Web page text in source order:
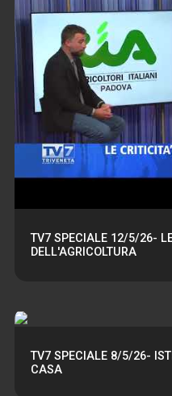
TV7 SPECIALE 12/5/26-
DELL'AGRICOLTURA
TV7 SPECIALE 8/5/26-
CASA